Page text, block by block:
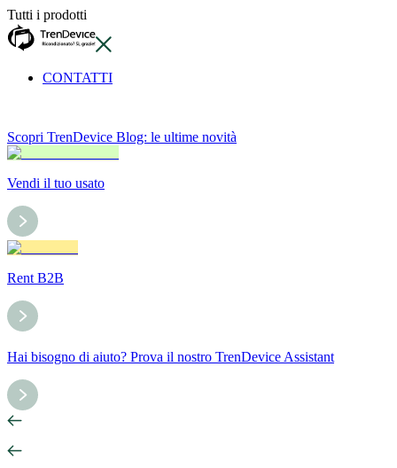
Tutti i prodotti
CONTATTI
Scopri TrenDevice Blog: le ultime novità
Vendi il tuo usato
Rent B2B
Hai bisogno di aiuto? Prova il nostro TrenDevice Assistant